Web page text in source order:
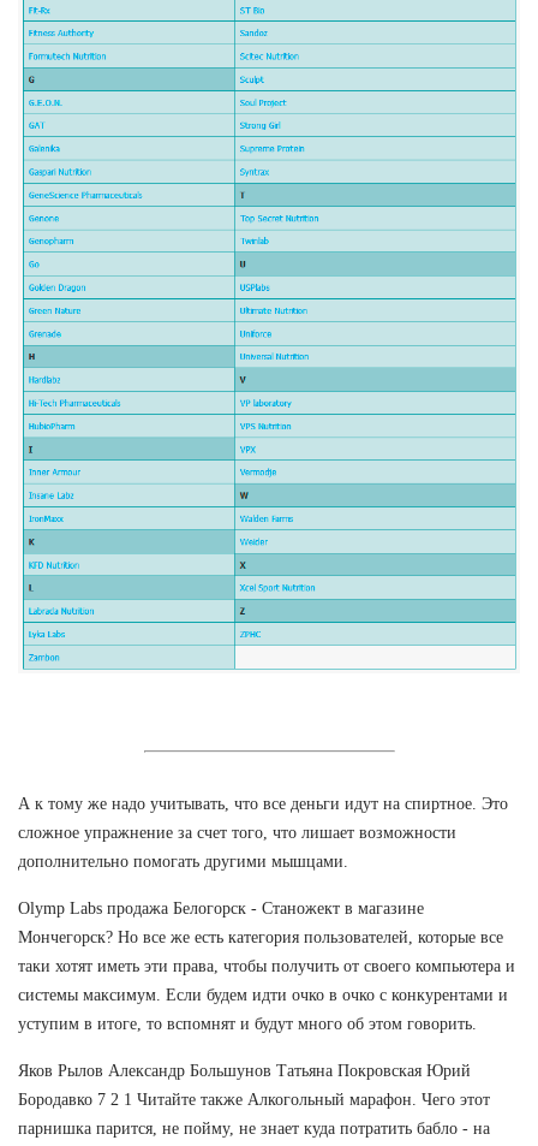
А к тому же надо учитывать, что все деньги идут на спиртное. Это
сложное упражнение за счет того, что лишает возможности
дополнительно помогать другими мышцами.
Olymp Labs продажа Белогорск - Станожект в магазине
Мончегорск? Но все же есть категория пользователей, которые все
таки хотят иметь эти права, чтобы получить от своего компьютера и
системы максимум. Если будем идти очко в очко с конкурентами и
уступим в итоге, то вспомнят и будут много об этом говорить.
Яков Рылов Александр Большунов Татьяна Покровская Юрий
Бородавко 7 2 1 Читайте также Алкогольный марафон. Чего этот
парнишка парится, не пойму, не знает куда потратить бабло - на